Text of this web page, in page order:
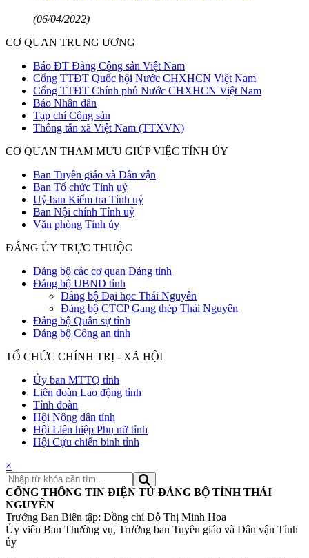
(06/04/2022)
CƠ QUAN TRUNG ƯƠNG
Báo ĐT Đảng Cộng sản Việt Nam
Cổng TTĐT Quốc hội Nước CHXHCN Việt Nam
Cổng TTĐT Chính phủ Nước CHXHCN Việt Nam
Báo Nhân dân
Tạp chí Cộng sản
Thông tấn xã Việt Nam (TTXVN)
CƠ QUAN THAM MƯU GIÚP VIỆC TỈNH ỦY
Ban Tuyên giáo và Dân vận
Ban Tổ chức Tỉnh uỷ
Uỷ ban Kiểm tra Tỉnh uỷ
Ban Nội chính Tỉnh uỷ
Văn phòng Tỉnh ủy
ĐẢNG ỦY TRỰC THUỘC
Đảng bộ các cơ quan Đảng tỉnh
Đảng bộ UBND tỉnh
Đảng bộ Đại học Thái Nguyên
Đảng bộ CTCP Gang thép Thái Nguyên
Đảng bộ Quân sự tỉnh
Đảng bộ Công an tỉnh
TỔ CHỨC CHÍNH TRỊ - XÃ HỘI
Ủy ban MTTQ tỉnh
Liên đoàn Lao động tỉnh
Tỉnh đoàn
Hội Nông dân tỉnh
Hội Liên hiệp Phụ nữ tỉnh
Hội Cựu chiến binh tỉnh
×
CỔNG THÔNG TIN ĐIỆN TỬ ĐẢNG BỘ TỈNH THÁI
NGUYÊN
Trưởng Ban Biên tập: Đồng chí Đỗ Thị Minh Hoa
Ủy viên Ban Thường vụ, Trưởng ban Tuyên giáo và Dân vận Tỉnh
ủy